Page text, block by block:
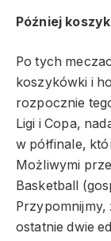
Później
Po tych
koszykówki i
rozpocznie
Ligi i Copa,
w półfinale,
Możliwymi
Basketball
Przypomnijmy,
ostatnie dwie